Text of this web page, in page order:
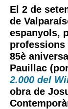
El 2 de
de
espanyols,
85è
Pauillac
2.000 del
obra de